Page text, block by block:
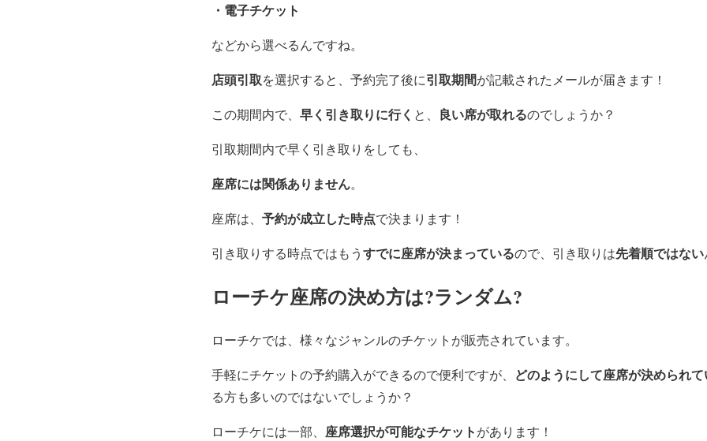
・電子チケット
などから選べるんですね。
店頭引取を選択すると、予約完了後に引取期間が記載されたメールが届きます！
この期間内で、 早く引き取りに行く と、 良い席が取れるのでしょうか？
引取期間内で早く引き取りをしても、
座席には関係ありません。
座席は、 予約が成立した時点で決まります！
引き取りする時点ではもうすでに座席が決まっているので、引き取りは先着順ではない
ローチケ座席の決め方は?ランダム?
ローチケでは、様々なジャンルのチケットが販売されています。
手軽にチケットの予約購入ができるので便利ですが、 どのようにして座席が決められ
る方も多いのではないでしょうか？
ローチケには一部、 座席選択が可能なチケットがあります！